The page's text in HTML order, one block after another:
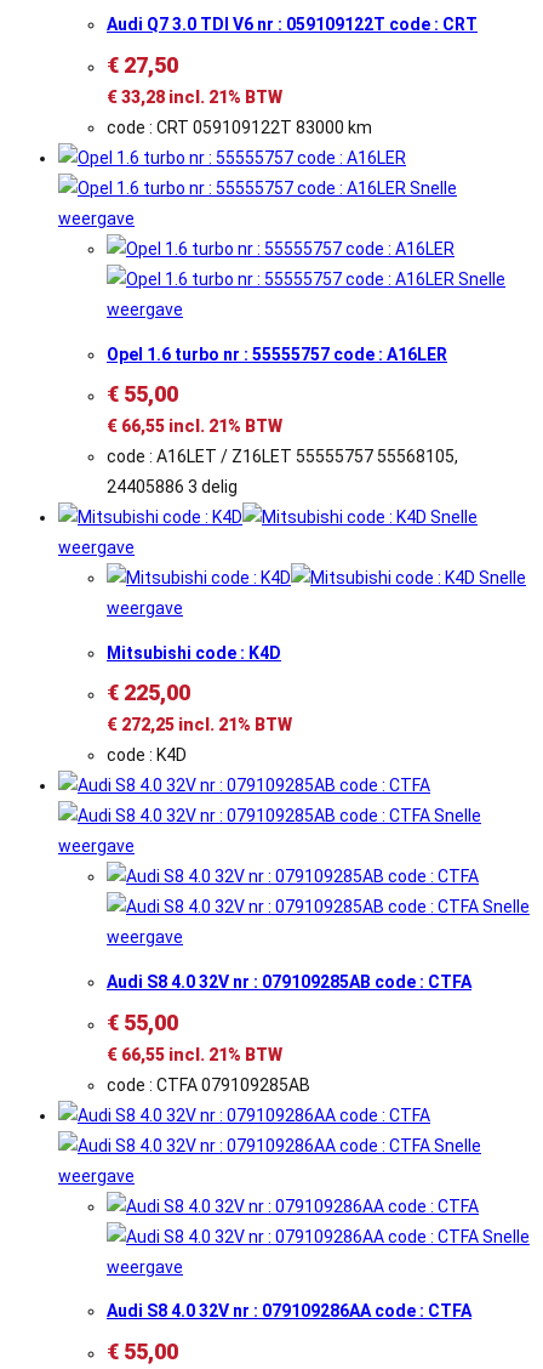
Audi Q7 3.0 TDI V6 nr : 059109122T code : CRT
€ 27,50
€33,28 incl. 21% BTW
code : CRT 059109122T 83000 km
Snelle
weergave
Snelle
weergave
Opel 1.6 turbo nr : 55555757 code : A16LER
€ 55,00
€ 66,55 incl. 21% BTW
code : A16LET / Z16LET 55555757 55568105,
24405886 3 delig
Snelle
weergave
Snelle
weergave
Mitsubishi code : K4D
€ 225,00
€ 272,25 incl. 21% BTW
code : K4D
Snelle
weergave
Snelle
weergave
Audi S8 4.0 32V nr : 079109285AB code : CTFA
€ 55,00
€ 66,55 incl. 21% BTW
code : CTFA 079109285AB
Snelle
weergave
Snelle
weergave
Audi S8 4.0 32V nr : 079109286AA code : CTFA
€ 55,00